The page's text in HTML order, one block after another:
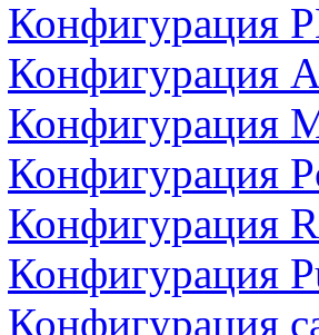
Конфигурация
Конфигурация
Конфигурация
Конфигурация
Конфигурация
Конфигурация
Конфигурация